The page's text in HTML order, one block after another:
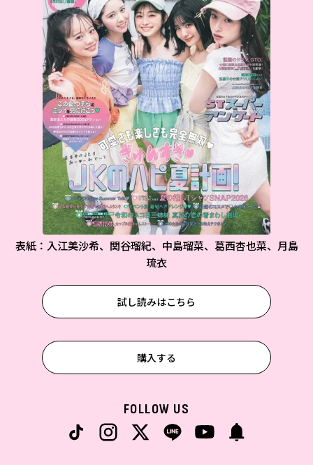
表紙：入江美沙希、関谷瑠紀、中島瑠菜、葛西杏也菜、月島
琉衣
試し読みはこちら
購入する
FOLLOW US